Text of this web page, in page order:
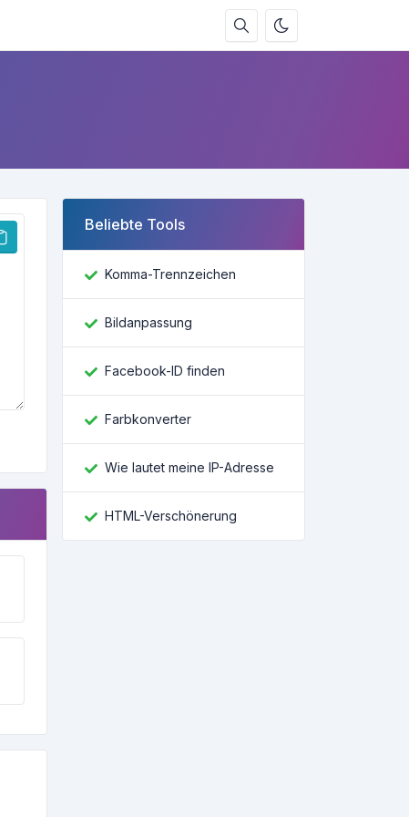
Beliebte Tools
Komma-Trennzeichen
Bildanpassung
Facebook-ID finden
Farbkonverter
Wie lautet meine IP-Adresse
HTML-Verschönerung